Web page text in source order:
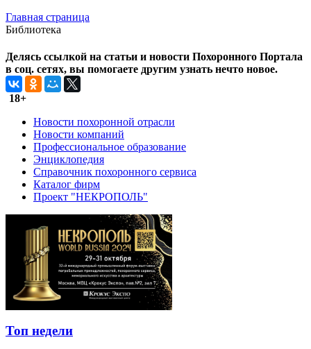
Главная страница
Библиотека
Делясь ссылкой на статьи и новости Похоронного Портала
в соц. сетях, вы помогаете другим узнать нечто новое.
18+
Новости похоронной отрасли
Новости компаний
Профессиональное образование
Энциклопедия
Справочник похоронного сервиса
Каталог фирм
Проект "НЕКРОПОЛЬ"
Топ недели